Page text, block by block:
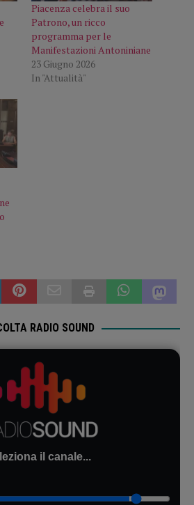
Piacenza celebra il suo
Patrono, un ricco
programma per le
Manifestazioni Antoniniane
23 Giugno 2026
In "Attualità"
RADIO SOUND
il canale...